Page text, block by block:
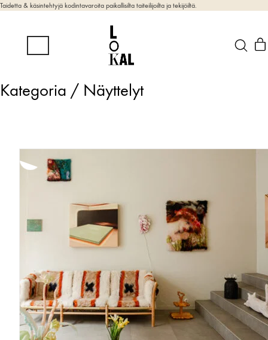
Taidetta & käsintehtyjä kodintavaroita paikallisilta taiteilijoilta ja tekijöiltä.
Kategoria / Näyttelyt